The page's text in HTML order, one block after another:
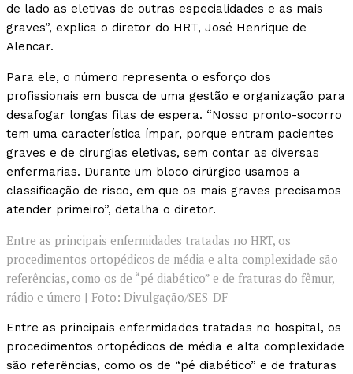
de lado as eletivas de outras especialidades e as mais
graves”, explica o diretor do HRT, José Henrique de
Alencar.
Para ele, o número representa o esforço dos
profissionais em busca de uma gestão e organização para
desafogar longas filas de espera. “Nosso pronto-socorro
tem uma característica ímpar, porque entram pacientes
graves e de cirurgias eletivas, sem contar as diversas
enfermarias. Durante um bloco cirúrgico usamos a
classificação de risco, em que os mais graves precisamos
atender primeiro”, detalha o diretor.
Entre as principais enfermidades tratadas no HRT, os
procedimentos ortopédicos de média e alta complexidade são
referências, como os de “pé diabético” e de fraturas do fêmur,
rádio e úmero | Foto: Divulgação/SES-DF
Entre as principais enfermidades tratadas no hospital, os
procedimentos ortopédicos de média e alta complexidade
são referências, como os de “pé diabético” e de fraturas